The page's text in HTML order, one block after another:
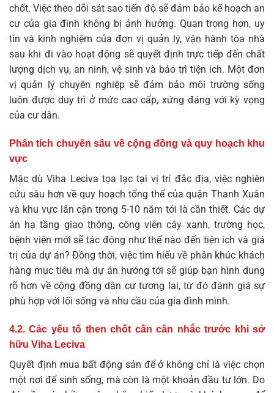
chốt. Việc theo dõi sát sao tiến độ sẽ đảm bảo kế hoạch an
cư của gia đình không bị ảnh hưởng. Quan trọng hơn, uy
tín và kinh nghiệm của đơn vị quản lý, vận hành tòa nhà
sau khi đi vào hoạt động sẽ quyết định trực tiếp đến chất
lượng dịch vụ, an ninh, vệ sinh và bảo trì tiện ích. Một đơn
vị quản lý chuyên nghiệp sẽ đảm bảo môi trường sống
luôn được duy trì ở mức cao cấp, xứng đáng với kỳ vọng
của cư dân.
Phân tích chuyên sâu về cộng đồng và quy hoạch khu
vực
Mặc dù Viha Leciva tọa lạc tại vị trí đắc địa, việc nghiên
cứu sâu hơn về quy hoạch tổng thể của quận Thanh Xuân
và khu vực lân cận trong 5-10 năm tới là cần thiết. Các dự
án hạ tầng giao thông, công viên cây xanh, trường học,
bệnh viện mới sẽ tác động như thế nào đến tiện ích và giá
trị của dự án? Đồng thời, việc tìm hiểu về phân khúc khách
hàng mục tiêu mà dự án hướng tới sẽ giúp bạn hình dung
rõ hơn về cộng đồng dân cư tương lai, từ đó đánh giá sự
phù hợp với lối sống và nhu cầu của gia đình mình.
4.2. Các yếu tố then chốt cần cân nhắc trước khi sở
hữu Viha Leciva
Quyết định mua bất động sản để ở không chỉ là việc chọn
một nơi để sinh sống, mà còn là một khoản đầu tư lớn. Do